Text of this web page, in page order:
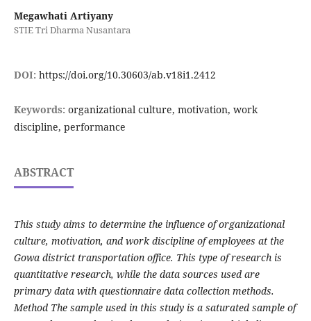
Megawhati Artiyany
STIE Tri Dharma Nusantara
DOI: https://doi.org/10.30603/ab.v18i1.2412
Keywords: organizational culture, motivation, work
discipline, performance
ABSTRACT
This study aims to determine the influence of organizational
culture, motivation, and work discipline of employees at the
Gowa district transportation office. This type of research is
quantitative research, while the data sources used are
primary data with questionnaire data collection methods.
Method The sample used in this study is a saturated sample of